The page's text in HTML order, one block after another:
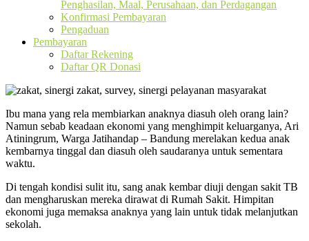
Penghasilan, Maal, Perusahaan, dan Perdagangan
Konfirmasi Pembayaran
Pengaduan
Pembayaran
Daftar Rekening
Daftar QR Donasi
Ibu mana yang rela membiarkan anaknya diasuh oleh orang lain?
Namun sebab keadaan ekonomi yang menghimpit keluarganya, Ari
Atiningrum, Warga Jatihandap – Bandung merelakan kedua anak
kembarnya tinggal dan diasuh oleh saudaranya untuk sementara
waktu.
Di tengah kondisi sulit itu, sang anak kembar diuji dengan sakit TB
dan mengharuskan mereka dirawat di Rumah Sakit. Himpitan
ekonomi juga memaksa anaknya yang lain untuk tidak melanjutkan
sekolah.